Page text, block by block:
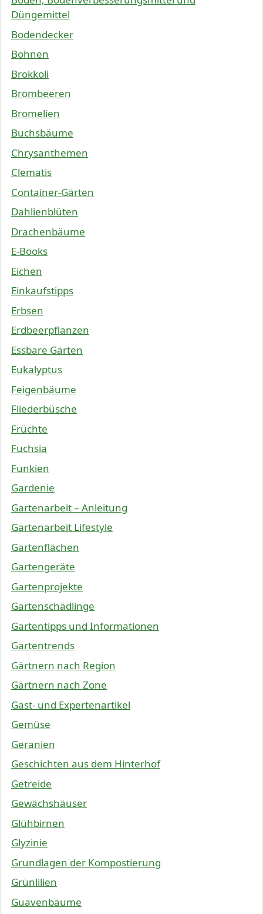
Düngemittel
Bodendecker
Bohnen
Brokkoli
Brombeeren
Bromelien
Buchsbäume
Chrysanthemen
Clematis
Container-Gärten
Dahlienblüten
Drachenbäume
E-Books
Eichen
Einkaufstipps
Erbsen
Erdbeerpflanzen
Essbare Gärten
Eukalyptus
Feigenbäume
Fliederbüsche
Früchte
Fuchsia
Funkien
Gardenie
Gartenarbeit – Anleitung
Gartenarbeit Lifestyle
Gartenflächen
Gartengeräte
Gartenprojekte
Gartenschädlinge
Gartentipps und Informationen
Gartentrends
Gärtnern nach Region
Gärtnern nach Zone
Gast- und Expertenartikel
Gemüse
Geranien
Geschichten aus dem Hinterhof
Getreide
Gewächshäuser
Glühbirnen
Glyzinie
Grundlagen der Kompostierung
Grünlilien
Guavenbäume